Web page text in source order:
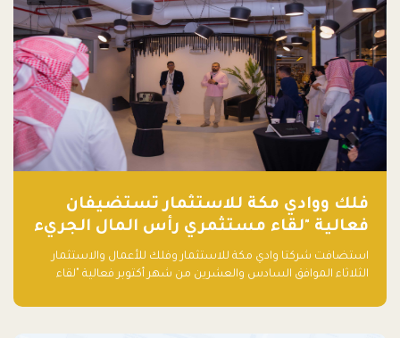
فلك ووادي مكة للاستثمار تستضيفان
فعالية "لقاء مستثمري رأس المال الجريء
في المنطقة"
استضافت شركتا وادي مكة للاستثمار وفلك للأعمال والاستثمار
الثلاثاء الموافق السادس والعشرين من شهر أكتوبر فعالية "لقاء
مشاركاً من أبرز صناديق رأس المال الجريء وممثلي المؤسسات